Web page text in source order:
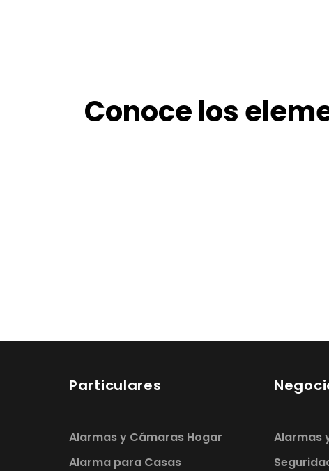
Conoce los
Particulares
Alarmas y Cámaras Hogar
Alarma para Casas
Alarmas